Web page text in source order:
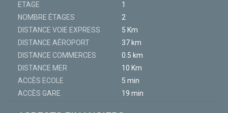
ETAGE
1
NOMBRE ÉTAGES
2
DISTANCE VOIE EXPRESS
5 Km
DISTANCE AÉROPORT
37 km
DISTANCE COMMERCES
0.5 km
DISTANCE MER
10 Km
ACCÈS ECOLE
5 min
ACCÈS GARE
19 min